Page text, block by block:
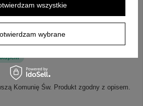
+4
Zobacz więcej
Komunię Św. Produkt zgodny z opisem.
wybrane
wszystkie